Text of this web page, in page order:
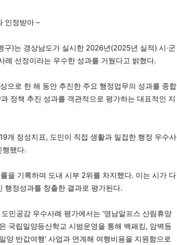
인정받아 –
구)는 경상남도가 실시한 2026년(2025년 실적) 시·군
선정이라는 우수한 성과를 거뒀다고 밝혔다.
으로 한 해 동안 추진한 주요 행정업무의 성과를 종합
정책 추진 성과를 객관적으로 평가하는 대표적인 지
개 정성지표, 도민이 직접 생활과 밀접한 행정 우수사
됐다.
을 기록하며 도내 시부 2위를 차지했다. 이는 시가 다
행정성과를 창출한 결과로 평가된다.
민공감 우수사례 평가에서는 ‘영남알프스 산림휴양
국립밀양등산학교 시범운영을 통해 백패킹, 암벽등
양 반값여행’ 사업과 연계해 여행비용을 지원함으로